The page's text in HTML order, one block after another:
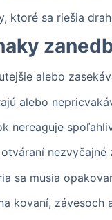
ktoré sa riešia
alebo
alebo
nezvyčajné
musia
závesoch